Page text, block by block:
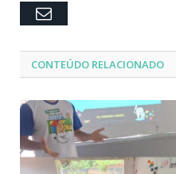
Email
CONTEÚDO RELACIONADO